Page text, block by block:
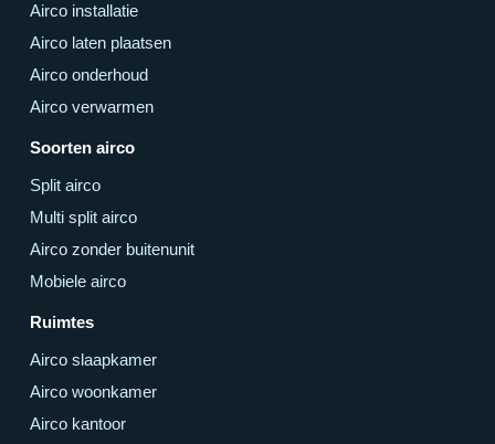
Airco installatie
Airco laten plaatsen
Airco onderhoud
Airco verwarmen
Soorten airco
Split airco
Multi split airco
Airco zonder buitenunit
Mobiele airco
Ruimtes
Airco slaapkamer
Airco woonkamer
Airco kantoor